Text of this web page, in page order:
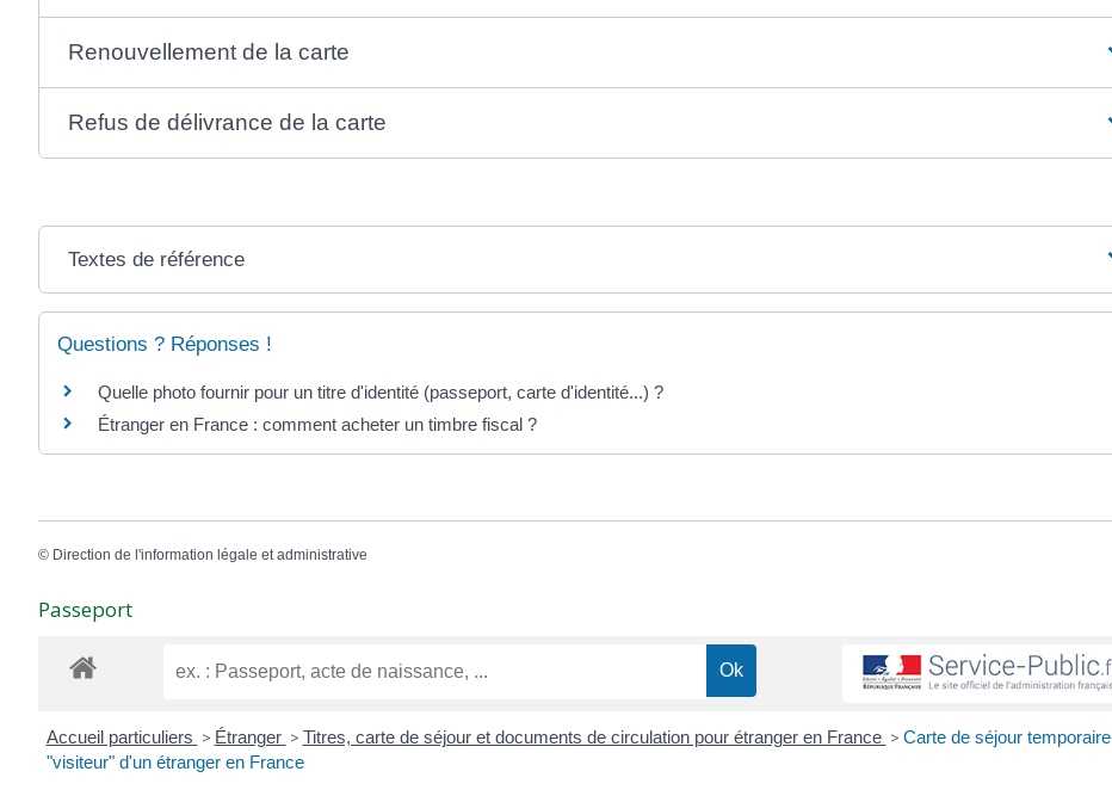
Renouvellement de la carte
Refus de délivrance de la carte
Textes de référence
Questions ? Réponses !
Quelle photo fournir pour un titre d'identité (passeport, carte d'identité...) ?
Étranger en France : comment acheter un timbre fiscal ?
© Direction de l'information légale et administrative
Passeport
Accueil particuliers > Étranger > Titres, carte de séjour et documents de circulation pour étranger en France > Carte de séjour temporaire
"visiteur" d'un étranger en France